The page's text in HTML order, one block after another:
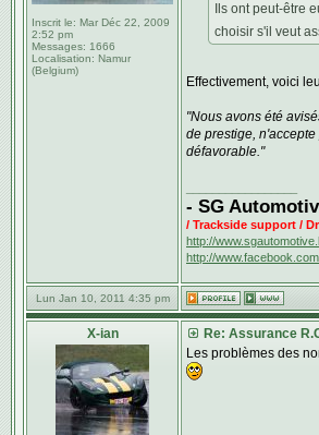
Inscrit le: Mar Déc 22, 2009
2:52 pm
Messages: 1666
Localisation: Namur
(Belgium)
Ils ont peut-être
choisir s'il veut
Effectivement, voici
"Nous avons été
de prestige,
défavorable."
- SG
/ Trackside support /
http://
http://
Lun Jan 10, 2011 4:35 pm
X-ian
Re: Assurance
Les problèmes des